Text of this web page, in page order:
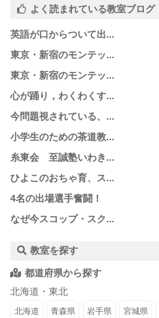
よく読まれている教室ブログ
英語が口からついて出...
東京・新宿のモンテッ...
東京・新宿のモンテッ...
心が踊り，わくわくす...
今問題視されている、...
小学生のための茶道教...
糸東会 至誠塾いわき...
ひよこのおちゃ育、ス...
4名の出場選手奮闘！
なぜ今スコップ・スク...
教室を探す
都道府県から探す
北海道・東北
北海道 青森県 岩手県 宮城県